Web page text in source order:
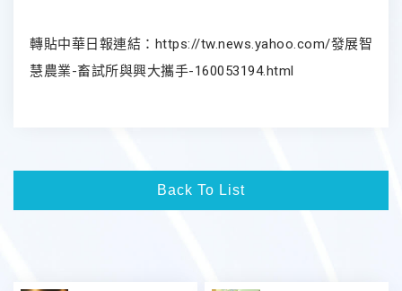
轉貼中華日報連結： https://tw.news.yahoo.com/發展智
慧農業-畜試所與興大攜手-160053194.html
Back To List